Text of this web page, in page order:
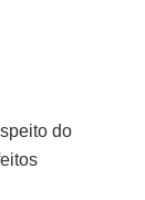
do